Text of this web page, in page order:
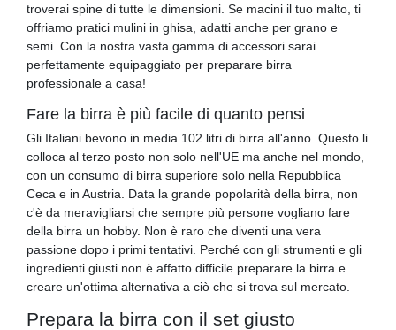
troverai spine di tutte le dimensioni. Se macini il tuo malto, ti
offriamo pratici mulini in ghisa, adatti anche per grano e
semi. Con la nostra vasta gamma di accessori sarai
perfettamente equipaggiato per preparare birra
professionale a casa!
Fare la birra è più facile di quanto pensi
Gli Italiani bevono in media 102 litri di birra all'anno. Questo li
colloca al terzo posto non solo nell'UE ma anche nel mondo,
con un consumo di birra superiore solo nella Repubblica
Ceca e in Austria. Data la grande popolarità della birra, non
c'è da meravigliarsi che sempre più persone vogliano fare
della birra un hobby. Non è raro che diventi una vera
passione dopo i primi tentativi. Perché con gli strumenti e gli
ingredienti giusti non è affatto difficile preparare la birra e
creare un'ottima alternativa a ciò che si trova sul mercato.
Prepara la birra con il set giusto